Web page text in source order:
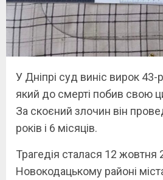
У Дніпрі суд виніс вирок 43-
який до смерті побив свою
За скоєний злочин він
років і 6 місяців.
Трагедія сталася 12 жовтня
Новокодацькому районі